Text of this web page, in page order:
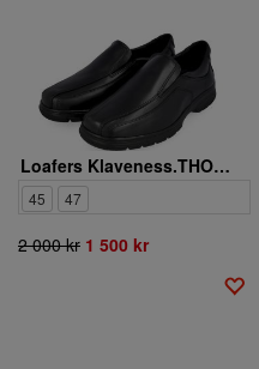
Loafers Klaveness.THORE SHOE CF 01327-202
45 47
2 000 kr 1 500 kr